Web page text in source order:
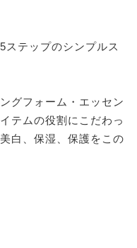
ステップのシンプルス
グフォーム・エッセン
テムの役割にこだわっ
白、保湿、保護をこの